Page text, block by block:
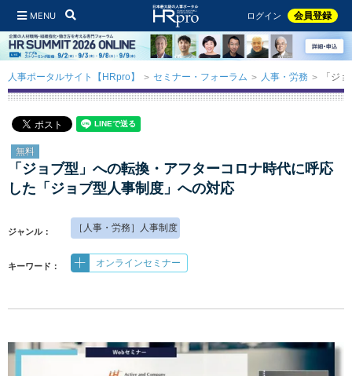
MENU ログイン 会員登録
人事ポータルサイト【HRpro】 セミナー・フォーラム 人事・労務 「ジ
無料
「ジョブ型」への転換・アフターコロナ時代に呼応
した「ジョブ型人事制度」への対応
ジャンル： ［人事・労務］人事制度
キーワード： オンラインセミナー